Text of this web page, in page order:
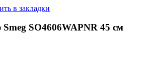
в закладки
SO4606WAPNR 45 см